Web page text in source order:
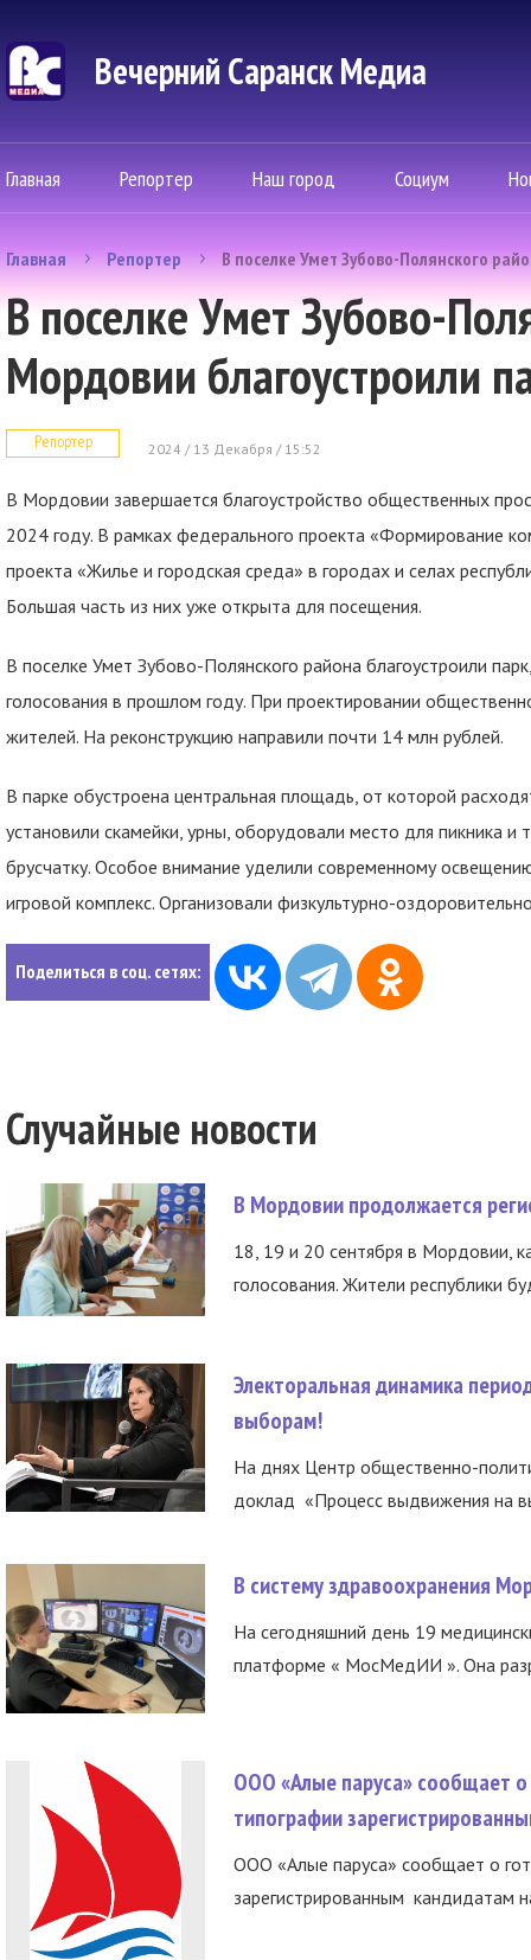
Вечерний Саранск Mедиа
Главная Репортер Наш город Социум
Главная Репортер В поселке Умет Зубово-Полянского
В поселке Умет Зубово-
Мордовии благоустроили
Репортер 2024 / 13 Декабря / 15:52
В Мордовии завершается благоустройство общественных
2024 году. В рамках федерального проекта «Формирование
проекта «Жилье и городская среда» в городах и селах
Большая часть из них уже открыта для посещения.
В поселке Умет Зубово-Полянского района благоустроили
голосования в прошлом году. При проектировании
жителей. На реконструкцию направили почти 14 млн рублей.
В парке обустроена центральная площадь, от которой
установили скамейки, урны, оборудовали место для пикника
брусчатку. Особое внимание уделили современному
игровой комплекс. Организовали физкультурно-
Поделиться в соц. сетях:
Случайные новости
В Мордовии продолжается
18, 19 и 20 сентября в Мордовии,
голосования. Жители республики
Электоральная динамика
выборам!
На днях Центр общественно-
доклад «Процесс выдвижения на
В систему здравоохранения
На сегодняшний день 19
платформе « МосМедИИ ». Она
ООО «Алые паруса» сообщает о
типографии
ООО «Алые паруса» сообщает о
зарегистрированным кандидатам